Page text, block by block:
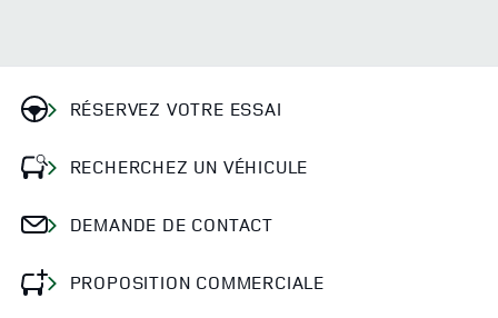
RÉSERVEZ VOTRE ESSAI
RECHERCHEZ UN VÉHICULE
DEMANDE DE CONTACT
PROPOSITION COMMERCIALE